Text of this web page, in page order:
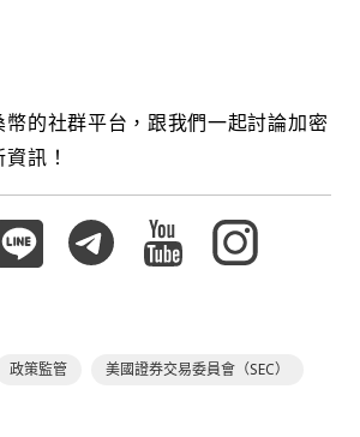
幣的社群平台，跟我們一起討論加密
訊！
政策監管 美國證券交易委員會（SEC）